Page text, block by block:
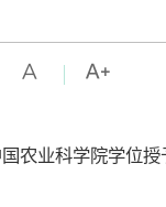
农业科学院学位